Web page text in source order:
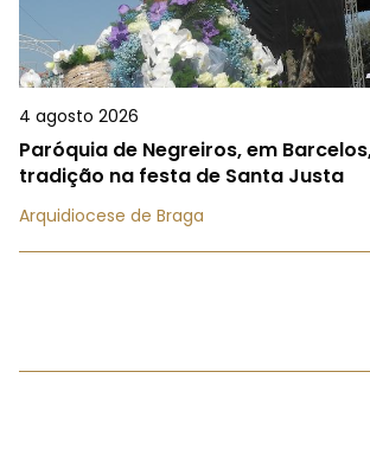
4 agosto 2026
Paróquia de Negreiros, em
tradição na festa de Santa Justa
Arquidiocese de Braga